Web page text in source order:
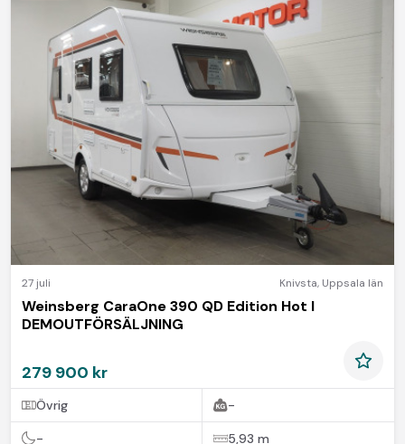
27 juli Knivsta, Uppsala län
Weinsberg CaraOne 390 QD Edition Hot I
DEMOUTFÖRSÄLJNING
279 900 kr
Övrig -
- 5,93 m